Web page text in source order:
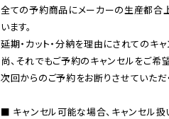
全ての予約商品にメーカーの生産都合
います。
延期・カット・分納を理由にされてのキ
尚、それでもご予約のキャンセルをご希
次回からのご予約をお断りさせていただ
■ キャンセル可能な場合、キャンセル扱